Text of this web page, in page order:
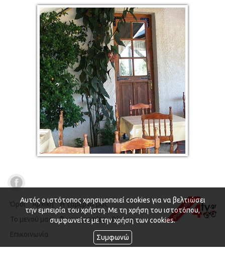
Όροι Αρχική
Η ταβέρνα μας
Το μενού μας
Φωτογραφίες
Βίντεο
Επικοινωνία
Αυτός ο ιστότοπος χρησιμοποιεί cookies για να βελτιώσει
την εμπειρία του χρήστη. Με τη χρήση του ιστοτόπου,
συμφωνείτε με την χρήση των cookies.
Συμφωνώ